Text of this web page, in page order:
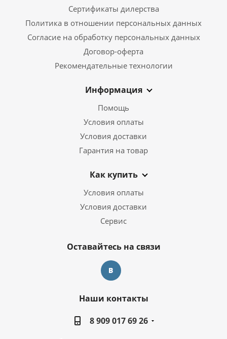
Сертификаты дилерства
Политика в отношении персональных данных
Согласие на обработку персональных данных
Договор-оферта
Рекомендательные технологии
Информация
Помощь
Условия оплаты
Условия доставки
Гарантия на товар
Как купить
Условия оплаты
Условия доставки
Сервис
Оставайтесь на связи
Наши контакты
8 909 017 69 26